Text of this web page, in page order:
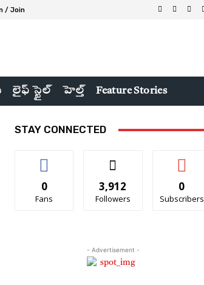
/ Join
లైఫ్ స్టైల్ హెల్త్ Feature Stories
STAY CONNECTED
0
Fans
3,912
Followers
0
Subscribers
- Advertisement -